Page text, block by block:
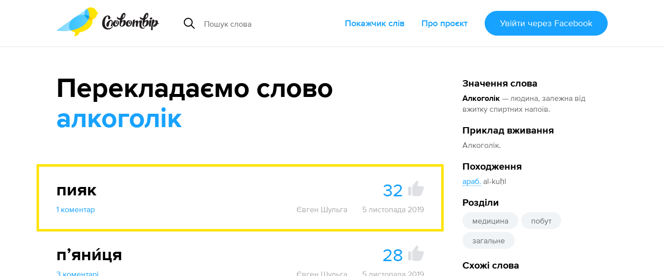
Покажчик слів Про проєкт Увійти через Facebook
Значення слова
Алкоголік — людина, залежна від
вжитку спиртних напоїв.
Приклад вживання
Алкоголік.
Походження
араб. al-kuḥl
Розділи
медицина побут
загальне
Схожі слова
Перекладаємо слово
алкоголік
пияк 32
1 коментар Євген Шульга 5 листопада 2019
пʼяни́ця 28
3 коментарі Євген Шульга 5 листопада 2019